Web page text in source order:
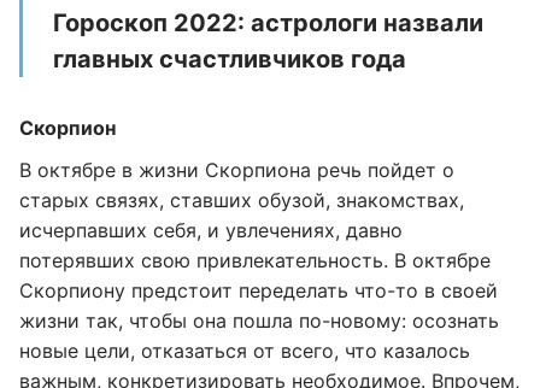
Гороскоп 2022: астрологи назвали
главных счастливчиков года
Скорпион
В октябре в жизни Скорпиона речь пойдет о
старых связях, ставших обузой, знакомствах,
исчерпавших себя, и увлечениях, давно
потерявших свою привлекательность. В октябре
Скорпиону предстоит переделать что-то в своей
жизни так, чтобы она пошла по-новому: осознать
новые цели, отказаться от всего, что казалось
важным, конкретизировать необходимое. Впрочем,